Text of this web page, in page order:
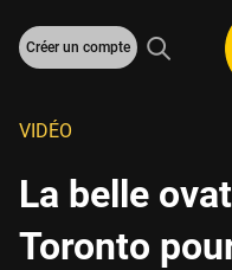
Créer un compte
VIDÉO
La belle
Toronto